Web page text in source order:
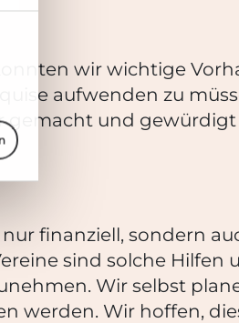
wir wichtige
aufwenden zu
gemacht und gewürdigt
finanziell, sondern
sind solche Hilfen
Wir selbst
werden. Wir hoffen,